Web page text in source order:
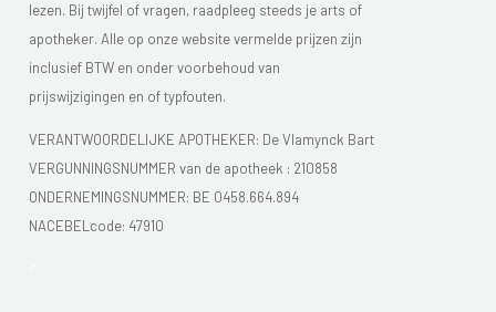
lezen. Bij twijfel of vragen, raadpleeg steeds je arts of
apotheker. Alle op onze website vermelde prijzen zijn
inclusief BTW en onder voorbehoud van
prijswijzigingen en of typfouten.
VERANTWOORDELIJKE APOTHEKER: De Vlamynck Bart
VERGUNNINGSNUMMER van de apotheek : 210858
ONDERNEMINGSNUMMER: BE 0458.664.894
NACEBELcode: 47910